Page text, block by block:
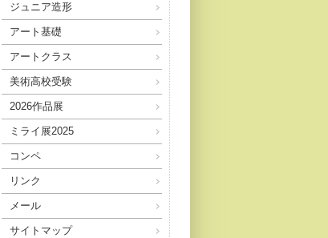
ジュニア造形
アート基礎
アートクラス
美術高校受験
2026作品展
ミライ展2025
コンペ
リンク
メール
サイトマップ